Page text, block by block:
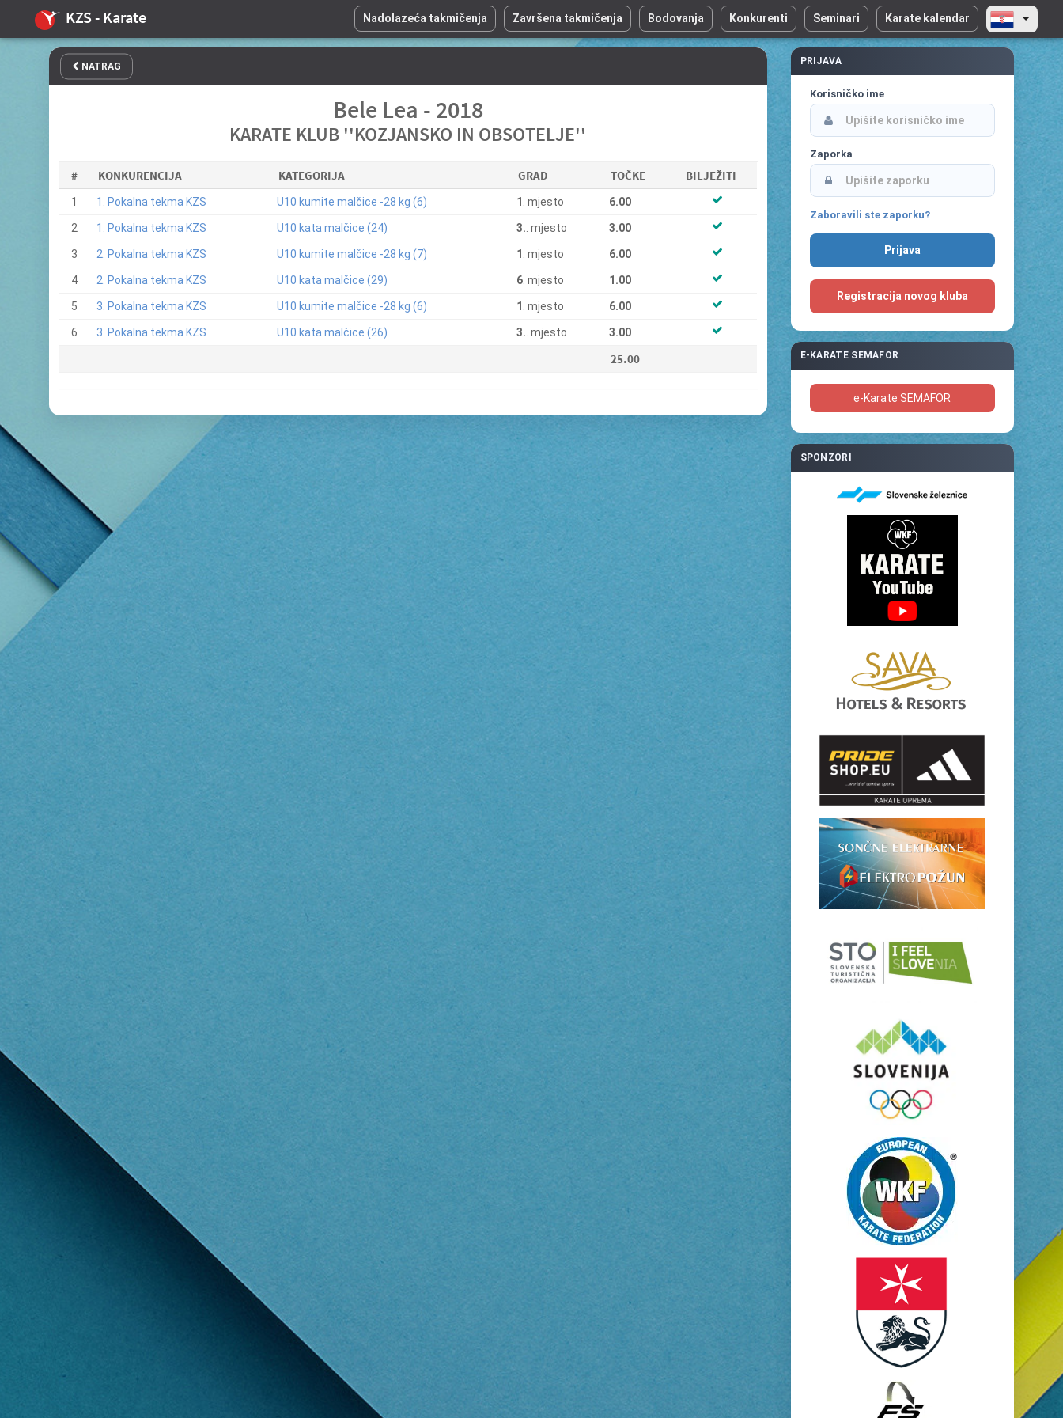
Nadolazeća takmičenja Završena takmičenja Bodovanja Konkurenti Seminari Karate kalendar
KZS - Karate
NATRAG
Bele Lea - 2018
KARATE KLUB ''KOZJANSKO IN OBSOTELJE''
# KONKURENCIJA KATEGORIJA GRAD TOČKE BILJEŽITI
1 1. Pokalna tekma KZS U10 kumite malčice -28 kg (6) 1 . mjesto 6.00
2 1. Pokalna tekma KZS U10 kata malčice (24) 3. . mjesto 3.00
3 2. Pokalna tekma KZS U10 kumite malčice -28 kg (7) 1 . mjesto 6.00
4 2. Pokalna tekma KZS U10 kata malčice (29) 6 . mjesto 1.00
5 3. Pokalna tekma KZS U10 kumite malčice -28 kg (6) 1 . mjesto 6.00
6 3. Pokalna tekma KZS U10 kata malčice (26) 3. . mjesto 3.00
25.00
PRIJAVA
Korisničko ime
Zaporka
Zaboravili ste zaporku?
Registracija novog kluba
E-KARATE SEMAFOR
e-Karate SEMAFOR
SPONZORI